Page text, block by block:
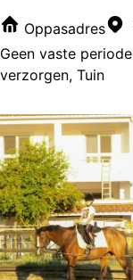
Oppasadres
Geen vaste periode
verzorgen, Tuin